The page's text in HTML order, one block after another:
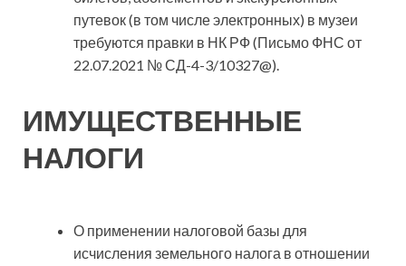
путевок (в том числе электронных) в музеи
требуются правки в НК РФ (Письмо ФНС от
22.07.2021 № СД-4-3/10327@).
ИМУЩЕСТВЕННЫЕ
НАЛОГИ
О применении налоговой базы для
исчисления земельного налога в отношении